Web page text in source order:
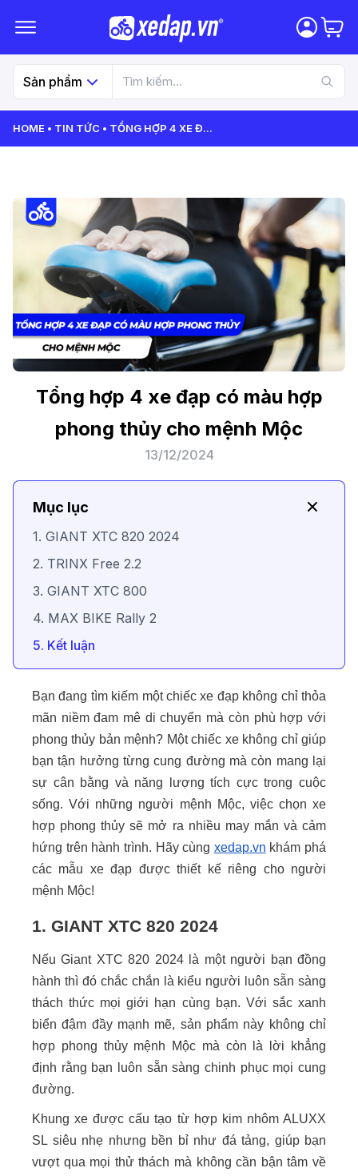
Sản phẩm
HOME TIN TỨC TỔNG HỢP 4 XE Đ...
Tổng hợp 4 xe đạp có màu hợp
phong thủy cho mệnh Mộc
13/12/2024
Mục lục
1. GIANT XTC 820 2024
2. TRINX Free 2.2
3. GIANT XTC 800
4. MAX BIKE Rally 2
5. Kết luận
Bạn đang tìm kiếm một chiếc xe đạp không chỉ thỏa
mãn niềm đam mê di chuyển mà còn phù hợp với
phong thủy bản mệnh? Một chiếc xe không chỉ giúp
bạn tận hưởng từng cung đường mà còn mang lại
sự cân bằng và năng lượng tích cực trong cuộc
sống. Với những người mệnh Mộc, việc chọn xe
hợp phong thủy sẽ mở ra nhiều may mắn và cảm
hứng trên hành trình. Hãy cùng xedap.vn khám phá
các mẫu xe đạp được thiết kế riêng cho người
mệnh Mộc!
1. GIANT XTC 820 2024
Nếu Giant XTC 820 2024 là một người bạn đồng
hành thì đó chắc chắn là kiểu người luôn sẵn sàng
thách thức mọi giới hạn cùng bạn. Với sắc xanh
biển đậm đầy mạnh mẽ, sản phẩm này không chỉ
hợp phong thủy mệnh Mộc mà còn là lời khẳng
định rằng bạn luôn sẵn sàng chinh phục mọi cung
đường.
Khung xe được cấu tạo từ hợp kim nhôm ALUXX
SL siêu nhẹ nhưng bền bỉ như đá tảng, giúp bạn
vượt qua mọi thử thách mà không cần bận tâm về